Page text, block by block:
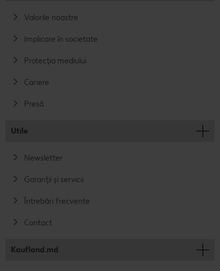
Valorile noastre
Implicare în societate
Protecția mediului
Cariere
Presă
Utile
Newsletter
Garanții și servicii
Întrebări frecvente
Contact
Kaufland.md